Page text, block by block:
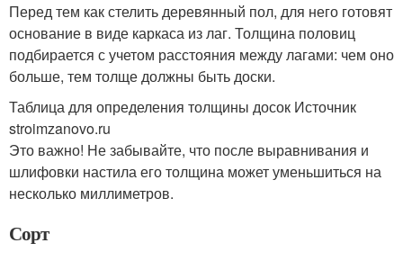
Перед тем как стелить деревянный пол, для него готовят
основание в виде каркаса из лаг. Толщина половиц
подбирается с учетом расстояния между лагами: чем оно
больше, тем толще должны быть доски.
Таблица для определения толщины досок Источник
stroimzanovo.ru
Это важно! Не забывайте, что после выравнивания и
шлифовки настила его толщина может уменьшиться на
несколько миллиметров.
Сорт